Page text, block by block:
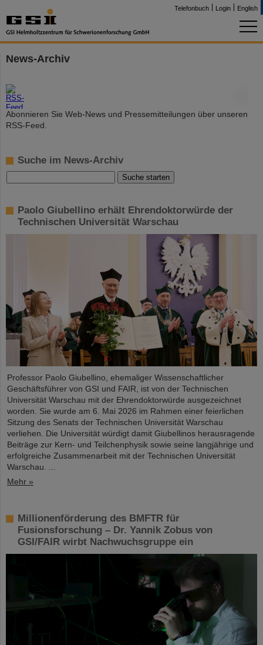
Telefonbuch Login English
News-Archiv
Abonnieren Sie Web-News und Pressemitteilungen über unseren
RSS-Feed.
Suche im News-Archiv
Paolo Giubellino erhält Ehrendoktorwürde der
Technischen Universität Warschau
Professor Paolo Giubellino, ehemaliger Wissenschaftlicher
Geschäftsführer von GSI und FAIR, ist von der Technischen
Universität Warschau mit der Ehrendoktorwürde ausgezeichnet
worden. Sie wurde am 6. Mai 2026 im Rahmen einer feierlichen
Sitzung des Senats der Technischen Universität Warschau
verliehen. Die Universität würdigt damit Giubellinos herausragende
Beiträge zur Kern- und Teilchenphysik sowie seine langjährige und
erfolgreiche Zusammenarbeit mit der Technischen Universität
Warschau. ...
Mehr »
Millionenförderung des BMFTR für
Fusionsforschung – Dr. Yannik Zobus von
GSI/FAIR wirbt Nachwuchsgruppe ein